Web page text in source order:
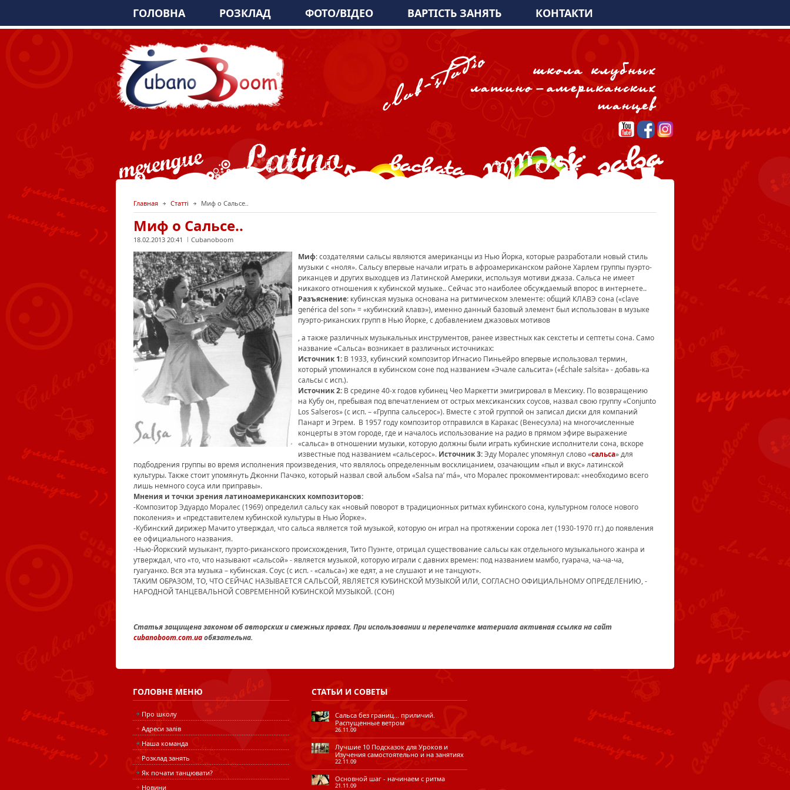
ГОЛОВНА РОЗКЛАД ФОТО/ВІДЕО ВАРТІСТЬ ЗАНЯТЬ КОНТАКТИ
Главная Статті Миф о Сальсе..
Миф о Сальсе..
18.02.2013 20:41 Cubanoboom
Миф: создателями сальсы являются американцы из Нью Йорка, которые разработали новый стиль
музыки с «ноля». Сальсу впервые начали играть в афроамериканском районе Харлем группы пуэрто-
риканцев и других выходцев из Латинской Америки, используя мотиви джаза. Сальса не имеет
никакого отношения к кубинской музыке.. Сейчас это наиболее обсуждаемый впорос в интернете..
Разъяснение: кубинская музыка основана на ритмическом элементе: общий КЛАВЭ сона («clave
genérica del son» = «кубинский клавэ»), именно данный базовый элемент был использован в музыке
пуэрто-риканских групп в Нью Йорке, с добавлением джазовых мотивов
, а также различных музыкальных инструментов, ранее известных как секстеты и септеты сона. Само
название «Сальса» возникает в различных источниках:
Источник 1: В 1933, кубинский композитор Игнасио Пиньейро впервые использовал термин,
который упоминался в кубинском соне под названием «Эчале сальсита» («Échale salsita» - добавь-ка
сальсы с исп.).
Источник 2: В средине 40-х годов кубинец Чео Маркетти эмигрировал в Мексику. По возвращению
на Кубу он, пребывая под впечатлением от острых мексиканских соусов, назвал свою группу «Conjunto
Los Salseros» (с исп. – «Группа сальсерос»). Вместе с этой группой он записал диски для компаний
Панарт и Эгрем. В 1957 году композитор отправился в Каракас (Венесуэла) на многочисленные
концерты в этом городе, где и началось использование на радио в прямом эфире выражение
«сальса» в отношении музыки, которую должны были играть кубинские исполнители сона, вскоре
известные под названием «сальсерос». Источник 3:Эду Моралес упомянул слово «сальса» для
подбодрения группы во время исполнения произведения, что являлось определенным восклицанием, озачающим «пыл и вкус» латинской
культуры. Также стоит упомянуть Джонни Пачэко, который назвал свой альбом «Salsa na’ má», что Моралес прокомментировал: «необходимо всего
лишь немного соуса или приправы».
Мнения и точки зрения латиноамериканских композиторов:
-Композитор Эдуардо Моралес (1969) определил сальсу как «новый поворот в традиционных ритмах кубинского сона, культурном голосе нового
поколения» и «представителем кубинской культуры в Нью Йорке».
-Кубинский дирижер Мачито утверждал, что сальса является той музыкой, которую он играл на протяжении сорока лет (1930-1970 гг.) до появления
ее официального названия.
-Нью-Йоркский музыкант, пуэрто-риканского происхождения, Тито Пуэнте, отрицал существование сальсы как отдельного музыкального жанра и
утверждал, что «то, что называют «сальсой» - является музыкой, которую играли с давних времен: под названием мамбо, гуарача, ча-ча-ча,
гуагуанко. Вся эта музыка – кубинская. Соус (с исп. - «сальса») же едят, а не слушают и не танцуют».
ТАКИМ ОБРАЗОМ, ТО, ЧТО СЕЙЧАС НАЗЫВАЕТСЯ САЛЬСОЙ, ЯВЛЯЕТСЯ КУБИНСКОЙ МУЗЫКОЙ ИЛИ, СОГЛАСНО ОФИЦИАЛЬНОМУ ОПРЕДЕЛЕНИЮ, -
НАРОДНОЙ ТАНЦЕВАЛЬНОЙ СОВРЕМЕННОЙ КУБИНСКОЙ МУЗЫКОЙ. (СОН)
Статья защищена законом об авторских и смежных правах. При использовании и перепечатке материала активная ссылка на сайт
cubanoboom.com.uaобязательна.
ГОЛОВНЕ МЕНЮ
Про школу
Адреси залів
Наша команда
Розклад занять
Як почати танцювати?
Новини
СТАТЬИИ СОВЕТЫ
Сальса без границ... приличий.
Распущенные ветром
26.11.09
Лучшие 10 Подсказок для Уроков и
Изучения самостоятельно и на занятиях
22.11.09
Основной шаг - начинаем с ритма
21.11.09